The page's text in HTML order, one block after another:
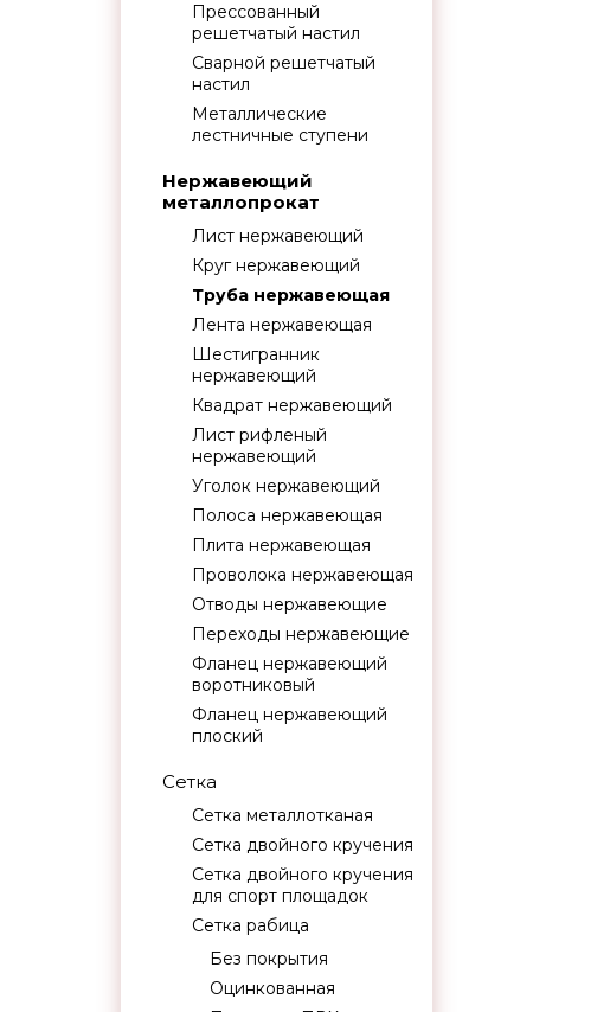
Прессованный
решетчатый настил
Сварной решетчатый
настил
Металлические
лестничные ступени
Нержавеющий
металлопрокат
Лист нержавеющий
Круг нержавеющий
Труба нержавеющая
Лента нержавеющая
Шестигранник
нержавеющий
Квадрат нержавеющий
Лист рифленый
нержавеющий
Уголок нержавеющий
Полоса нержавеющая
Плита нержавеющая
Проволока нержавеющая
Отводы нержавеющие
Переходы нержавеющие
Фланец нержавеющий
воротниковый
Фланец нержавеющий
плоский
Сетка
Сетка металлотканая
Сетка двойного кручения
Сетка двойного кручения
для спорт площадок
Сетка рабица
Без покрытия
Оцинкованная